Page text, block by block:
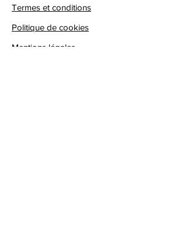
Termes et conditions
Politique de cookies
Mentions légales